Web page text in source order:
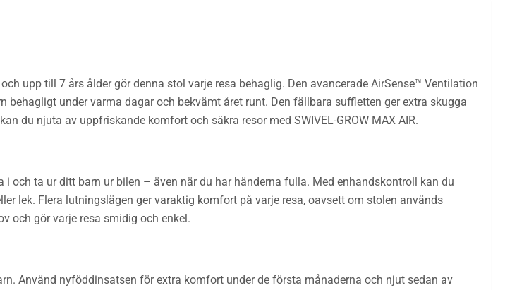
upp till 7 års ålder gör denna stol varje resa behaglig. Den avancerade AirSense™ Ventilation
under varma dagar och bekvämt året runt. Den fällbara suffletten ger extra skugga
du njuta av uppfriskande komfort och säkra resor med SWIVEL-GROW MAX AIR.
i och ta ur ditt barn ur bilen – även när du har händerna fulla. Med enhandskontroll kan du
lek. Flera lutningslägen ger varaktig komfort på varje resa, oavsett om stolen används
och gör varje resa smidig och enkel.
Använd nyföddinsatsen för extra komfort under de första månaderna och njut sedan av